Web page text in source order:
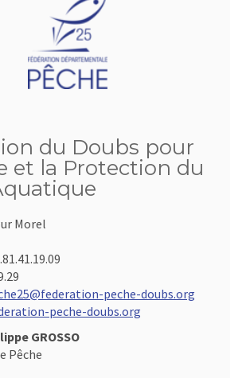
du Doubs pour
et la Protection du
Morel
peche-doubs.org
peche-doubs.org
GROSSO
Pêche